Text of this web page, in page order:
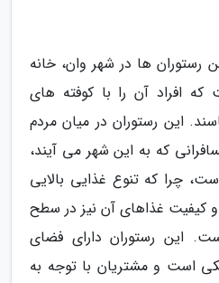
رستوران ها در شهر وان، خانه
افراد آن را با کوفته های
این رستوران در میان مردم
که به این شهر می آیند،
چرا که تنوع غذایی بالایی
کیفیت غذاهای آن نیز در سطح
است. این رستوران دارای فضای
است و مشتریان با توجه به